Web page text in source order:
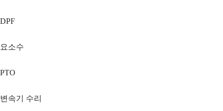
DPF
요소수
PTO
변속기 수리